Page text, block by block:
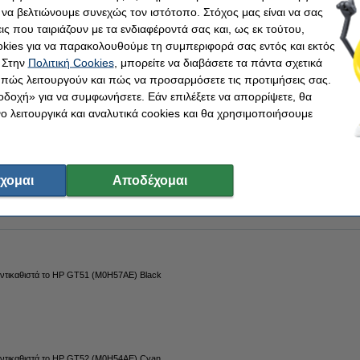
Magenta από την
ξεχωρίζει για την υψηλή ποιότητα και την αξιοπιστία
κατασκευαστή ISO-9001 (άρα, σύμφωνα με τα υψηλότερα πρότυπα
από το γνήσιο).
και με 100% εγγύηση!
το HP GT51 (M0H57AE) Black
βελτιώνουμε συνεχώς τον ιστότοπο. Στόχος μας είναι να σας
που ταιριάζουν με τα ενδιαφέροντά σας και, ως εκ τούτου,
για να παρακολουθούμε τη συμπεριφορά σας εντός και εκτός
Πολιτική Cookies, μπορείτε να διαβάσετε τα πάντα σχετικά
λειτουργούν και πώς να προσαρμόσετε τις προτιμήσεις σας.
για να συμφωνήσετε. Εάν επιλέξετε να απορρίψετε, θα
και αναλυτικά cookies και θα χρησιμοποιήσουμε
Αποδέχομαι